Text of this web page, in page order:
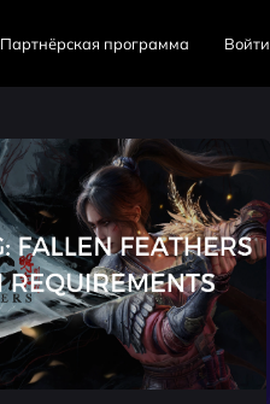
Партнёрская программа Войти